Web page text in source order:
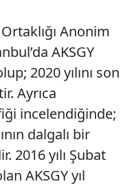
Anonim
AKSGY
2020 yılını son
Ayrıca
incelendiğinde;
dalgalı bir
2016 yılı Şubat
AKSGY yıl